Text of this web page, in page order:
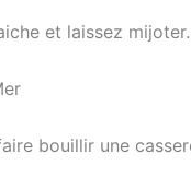
et laissez mijoter.
bouillir une